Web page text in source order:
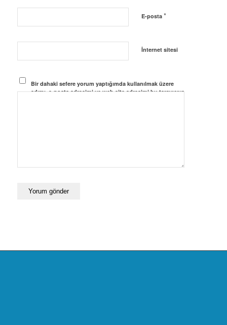
E-posta *
İnternet sitesi
Bir dahaki sefere yorum yaptığımda kullanılmak üzere
adımı, e-posta adresimi ve web site adresimi bu tarayıcıya